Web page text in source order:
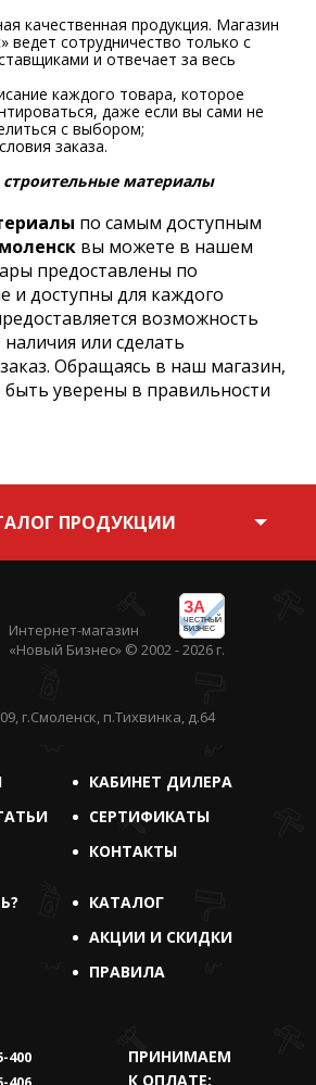
качественная продукция. Магазин
ведет сотрудничество только с
и отвечает за весь
каждого товара, которое
даже если вы сами не
с выбором;
заказа.
материалы
по самым доступным
вы можете в нашем
предоставлены по
и доступны для каждого
возможность
или сделать
Обращаясь в наш магазин,
уверены в правильности
ПРОДУКЦИИ
ЗА
ЧЕСТНЫЙ
БИЗНЕС
Интернет-магазин
«Новый Бизнес» © 2002 - 2026 г.
г.Смоленск, п.Тихвинка, д.64
КАБИНЕТ ДИЛЕРА
СЕРТИФИКАТЫ
КОНТАКТЫ
КАТАЛОГ
АКЦИИ И СКИДКИ
ПРАВИЛА
400
ПРИНИМАЕМ
К ОПЛАТЕ: